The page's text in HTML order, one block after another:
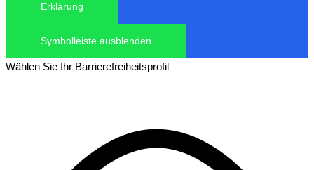
Erklärung
Symbolleiste ausblenden
Wählen Sie Ihr Barrierefreiheitsprofil